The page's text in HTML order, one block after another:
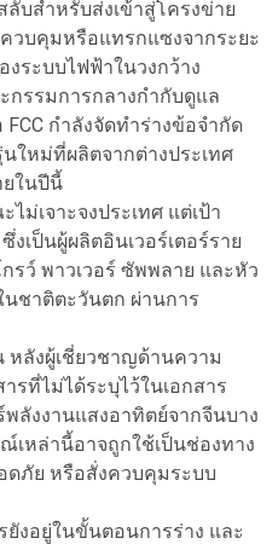
ลับสำหรับส่งเข้าสู่โครงข่าย
บคุมหรือแทรกแซงจากระยะ
ระบบไฟฟ้าในวงกว้าง
กรรมการกลางกำกับดูแล
กำลังจัดทำร่างข้อจำกัด
ใหม่ที่ผลิตจากต่างประเทศ
ยในปีนี้
ม่เจาะจงประเทศ แต่เป้า
เป็นผู้ผลิตอินเวอร์เตอร์ราย
ว์ พาวเวอร์ ซัพพลาย และหัว
นชาติตะวันตก ผ่านการ
หลังผู้เชี่ยวชาญด้านความ
ที่ไม่ได้ระบุไว้ในเอกสาร
ลังงานแสงอาทิตย์จากจีนบาง
เหล่านี้อาจถูกใช้เป็นช่องทาง
ดภัย หรือสั่งควบคุมระบบ
งอยู่ในขั้นตอนการร่าง และ